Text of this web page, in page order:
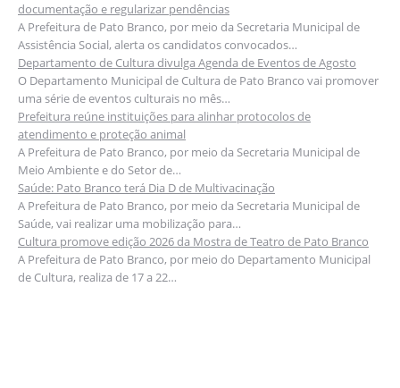
documentação e regularizar pendências
A Prefeitura de Pato Branco, por meio da Secretaria Municipal de
Assistência Social, alerta os candidatos convocados…
Departamento de Cultura divulga Agenda de Eventos de Agosto
O Departamento Municipal de Cultura de Pato Branco vai promover
uma série de eventos culturais no mês…
Prefeitura reúne instituições para alinhar protocolos de
atendimento e proteção animal
A Prefeitura de Pato Branco, por meio da Secretaria Municipal de
Meio Ambiente e do Setor de…
Saúde: Pato Branco terá Dia D de Multivacinação
A Prefeitura de Pato Branco, por meio da Secretaria Municipal de
Saúde, vai realizar uma mobilização para…
Cultura promove edição 2026 da Mostra de Teatro de Pato Branco
A Prefeitura de Pato Branco, por meio do Departamento Municipal
de Cultura, realiza de 17 a 22…